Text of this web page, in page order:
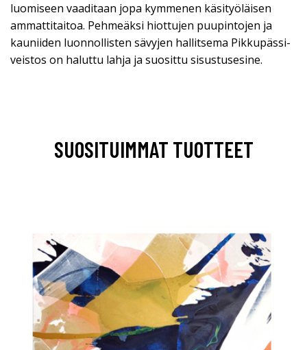
luomiseen vaaditaan jopa kymmenen käsityöläisen
ammattitaitoa. Pehmeäksi hiottujen puupintojen ja
kauniiden luonnollisten sävyjen hallitsema Pikkupässi-
veistos on haluttu lahja ja suosittu sisustusesine.
SUOSITUIMMAT TUOTTEET